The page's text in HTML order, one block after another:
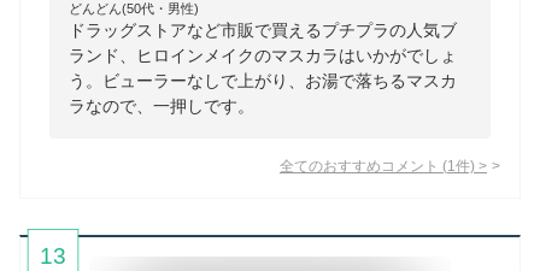
どんどん(50代・男性)
ドラッグストアなど市販で買えるプチプラの人気ブ
ランド、ヒロインメイクのマスカラはいかがでしょ
う。ビューラーなしで上がり、お湯で落ちるマスカ
ラなので、一押しです。
全てのおすすめコメント (1 件) >
13